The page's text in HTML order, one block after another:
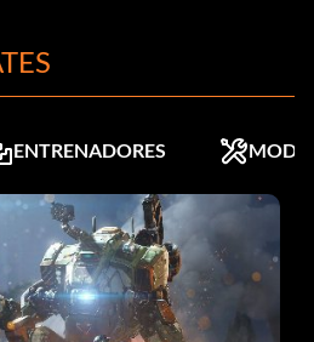
ENTRENADORES MODS